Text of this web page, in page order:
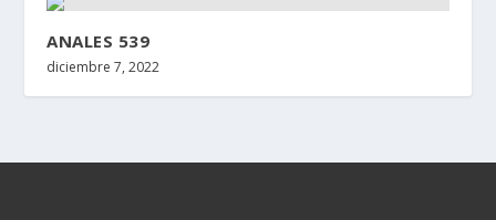
ANALES 539
diciembre 7, 2022